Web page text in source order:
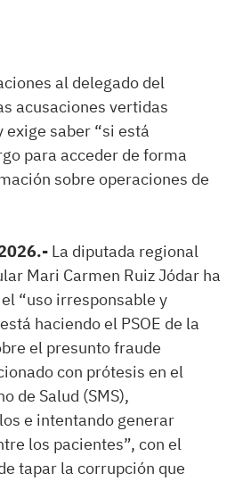
al delegado del
acusaciones vertidas
exige saber “si está
para acceder de forma
sobre operaciones de
La diputada regional
Mari Carmen Ruiz Jódar ha
“uso irresponsable y
haciendo el PSOE de la
el presunto fraude
con prótesis en el
de Salud (SMS),
e intentando generar
los pacientes”, con el
tapar la corrupción que